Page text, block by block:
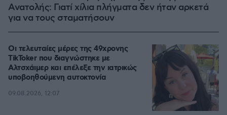
Ανατολής: Γιατί χίλια πλήγματα δεν ήταν αρκετά
για να τους σταματήσουν
Οι τελευταίες μέρες της 49χρονης
TikToker που διαγνώστηκε με
Αλτσχάιμερ και επέλεξε την ιατρικώς
υποβοηθούμενη αυτοκτονία
09.08.2026, 12:07